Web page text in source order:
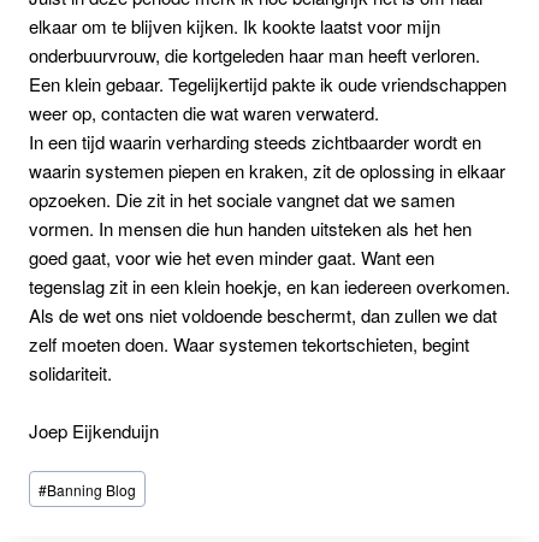
elkaar om te blijven kijken. Ik kookte laatst voor mijn
onderbuurvrouw, die kortgeleden haar man heeft verloren.
Een klein gebaar. Tegelijkertijd pakte ik oude vriendschappen
weer op, contacten die wat waren verwaterd.
In een tijd waarin verharding steeds zichtbaarder wordt en
waarin systemen piepen en kraken, zit de oplossing in elkaar
opzoeken. Die zit in het sociale vangnet dat we samen
vormen. In mensen die hun handen uitsteken als het hen
goed gaat, voor wie het even minder gaat. Want een
tegenslag zit in een klein hoekje, en kan iedereen overkomen.
Als de wet ons niet voldoende beschermt, dan zullen we dat
zelf moeten doen. Waar systemen tekortschieten, begint
solidariteit.
Joep Eijkenduijn
Bericht
tags:
#Banning Blog